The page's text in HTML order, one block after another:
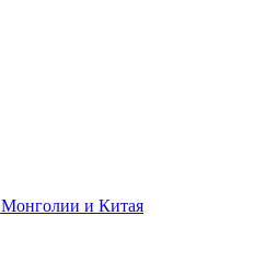
Монголии и Китая